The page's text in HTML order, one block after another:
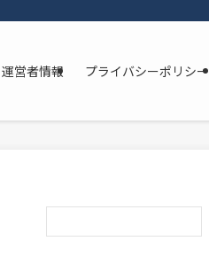
運営者情報 プライバシーポリシー